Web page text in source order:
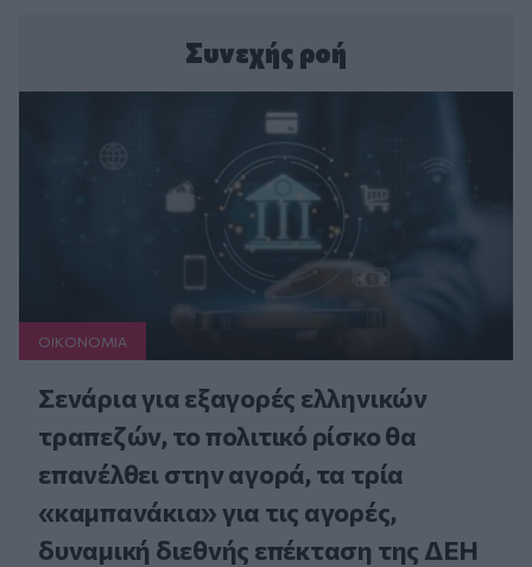
Συνεχής ροή
ΟΙΚΟΝΟΜΙΑ
Σενάρια για εξαγορές ελληνικών
τραπεζών, το πολιτικό ρίσκο θα
επανέλθει στην αγορά, τα τρία
«καμπανάκια» για τις αγορές,
δυναμική διεθνής επέκταση της ΔΕΗ